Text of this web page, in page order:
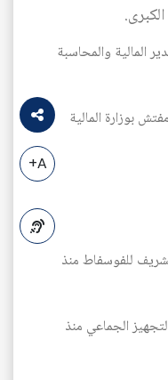
أكتوبر 2002 : مدير المالية والمحاسبة
1996 – غشت 1999 : مفتش بوزارة المالية
للفوسفاط منذ
الجماعي منذ
A+